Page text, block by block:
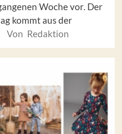
Woche vor. Der
kommt aus der
Von Redaktion